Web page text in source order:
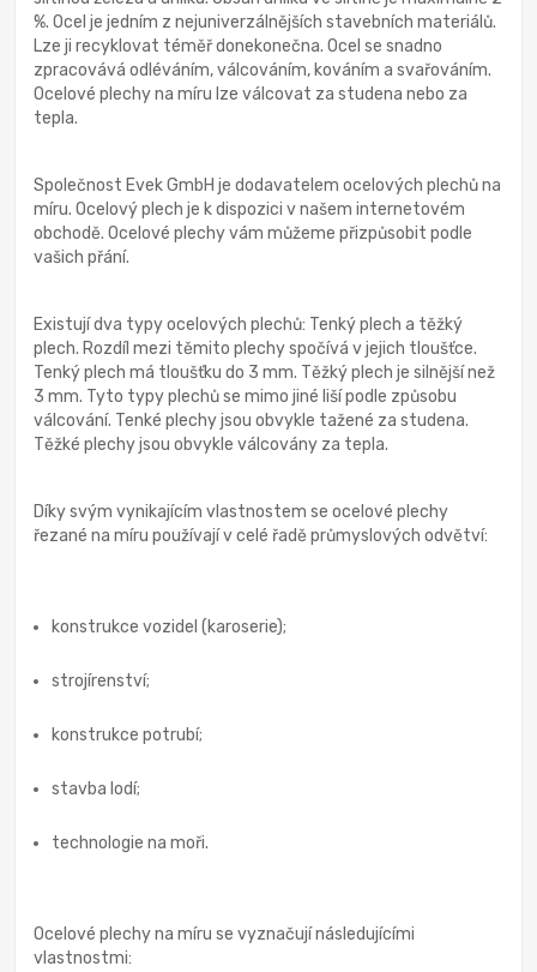
%. Ocel je jedním z nejuniverzálnějších stavebních materiálů.
Lze ji recyklovat téměř donekonečna. Ocel se snadno
zpracovává odléváním, válcováním, kováním a svařováním.
Ocelové plechy na míru lze válcovat za studena nebo za
tepla.
Společnost Evek GmbH je dodavatelem ocelových plechů na
míru. Ocelový plech je k dispozici v našem internetovém
obchodě. Ocelové plechy vám můžeme přizpůsobit podle
vašich přání.
Existují dva typy ocelových plechů: Tenký plech a těžký
plech. Rozdíl mezi těmito plechy spočívá v jejich tloušťce.
Tenký plech má tloušťku do 3 mm. Těžký plech je silnější než
3 mm. Tyto typy plechů se mimo jiné liší podle způsobu
válcování. Tenké plechy jsou obvykle tažené za studena.
Těžké plechy jsou obvykle válcovány za tepla.
Díky svým vynikajícím vlastnostem se ocelové plechy
řezané na míru používají v celé řadě průmyslových odvětví:
konstrukce vozidel (karoserie);
strojírenství;
konstrukce potrubí;
stavba lodí;
technologie na moři.
Ocelové plechy na míru se vyznačují následujícími
vlastnostmi: